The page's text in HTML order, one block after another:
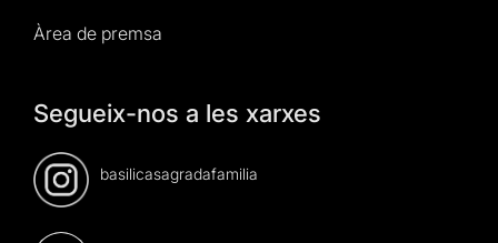
Àrea de premsa
Segueix-nos a les xarxes
basilicasagradafamilia